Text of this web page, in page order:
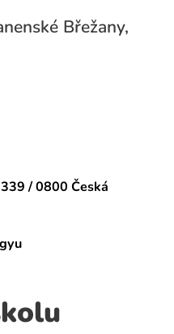
Břežany,
/ 0800 Česká